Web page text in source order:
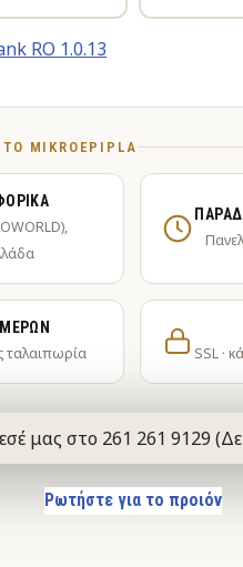
MIKROEPIPLA
ταλαιπωρία SSL ·
μας στο 261 261 9129
Ρωτήστε για το προιόν